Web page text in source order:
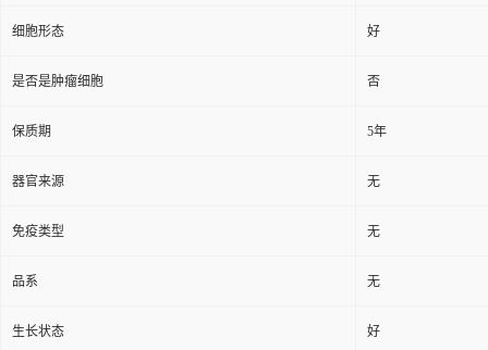
细胞形态 好
是否是肿瘤细胞 否
保质期 5年
器官来源 无
免疫类型 无
品系 无
生长状态 好